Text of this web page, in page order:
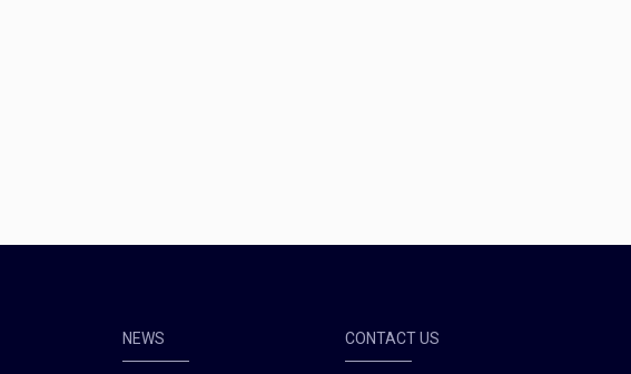
NEWS CONTACT US